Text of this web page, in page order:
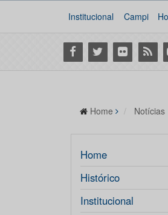
Institucional Campi
Facebook
Twitter Flickr RSS
Home Notícias
Home
Histórico
Institucional